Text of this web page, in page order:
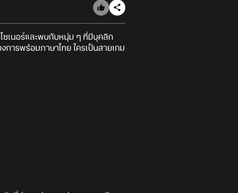
ซเนอร์และพบกับหนุ่ม ๆ ที่มีบุคลิก
ารพร้อมภาษาไทย ใครเป็นสายเกม